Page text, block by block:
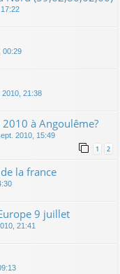
00:29
2010, 21:38
à Angoulême?
2010, 15:49
1 2
la france
9 juillet
21:41